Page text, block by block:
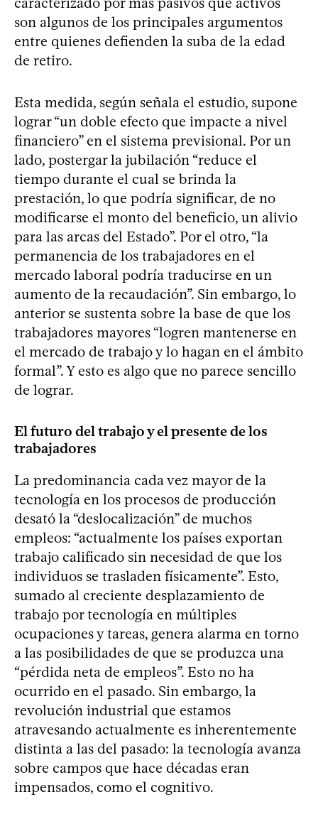
son algunos de los principales argumentos
entre quienes defienden la suba de la edad
de retiro.
Esta medida, según señala el estudio, supone
lograr “un doble efecto que impacte a nivel
financiero” en el sistema previsional. Por un
lado, postergar la jubilación “reduce el
tiempo durante el cual se brinda la
prestación, lo que podría significar, de no
modificarse el monto del beneficio, un alivio
para las arcas del Estado”. Por el otro, “la
permanencia de los trabajadores en el
mercado laboral podría traducirse en un
aumento de la recaudación”. Sin embargo, lo
anterior se sustenta sobre la base de que los
trabajadores mayores “logren mantenerse en
el mercado de trabajo y lo hagan en el ámbito
formal”. Y esto es algo que no parece sencillo
de lograr.
El futuro del trabajo y el presente de los
trabajadores
La predominancia cada vez mayor de la
tecnología en los procesos de producción
desató la “deslocalización” de muchos
empleos: “actualmente los países exportan
trabajo calificado sin necesidad de que los
individuos se trasladen físicamente”. Esto,
sumado al creciente desplazamiento de
trabajo por tecnología en múltiples
ocupaciones y tareas, genera alarma en torno
a las posibilidades de que se produzca una
“pérdida neta de empleos”. Esto no ha
ocurrido en el pasado. Sin embargo, la
revolución industrial que estamos
atravesando actualmente es inherentemente
distinta a las del pasado: la tecnología avanza
sobre campos que hace décadas eran
impensados, como el cognitivo.